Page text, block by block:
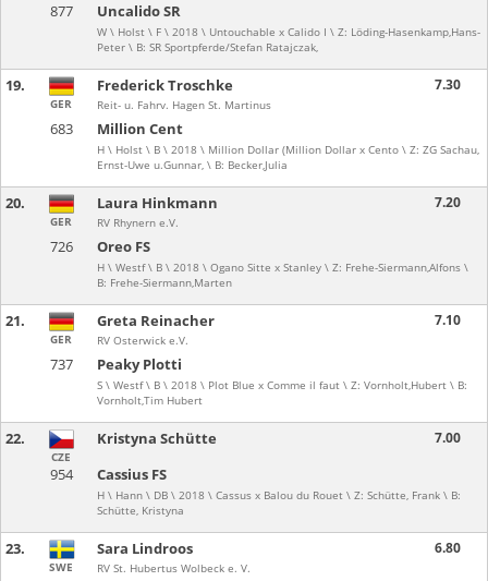
877 Uncalido SR
W \ Holst \ F \ 2018 \ Untouchable x Calido I \ Z: Löding-Hasenkamp,Hans-
Peter \ B: SR Sportpferde/Stefan Ratajczak,
19.
683 Million Cent
H \ Holst \ B \ 2018 \ Million Dollar (Million Dollar x Cento \ Z: ZG Sachau,
Ernst-Uwe u.Gunnar, \ B: Becker,Julia
GER
Frederick Troschke
Reit- u. Fahrv. Hagen St. Martinus
7.30
20.
726 Oreo FS
H \ Westf \ B \ 2018 \ Ogano Sitte x Stanley \ Z: Frehe-Siermann,Alfons \
B: Frehe-Siermann,Marten
GER
Laura Hinkmann
RV Rhynern e.V.
7.20
21.
737 Peaky Plotti
S \ Westf \ B \ 2018 \ Plot Blue x Comme il faut \ Z: Vornholt,Hubert \ B:
Vornholt,Tim Hubert
GER
Greta Reinacher
RV Osterwick e.V.
7.10
22.
954
Cassius FS
H \ Hann \ DB \ 2018 \ Cassus x Balou du Rouet \ Z: Schütte, Frank \ B:
Schütte, Kristyna
CZE
Kristyna Schütte 7.00
23.
SWE
Sara Lindroos
RV St. Hubertus Wolbeck e. V.
6.80